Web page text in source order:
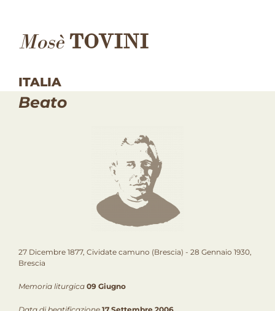
Mosè TOVINI
ITALIA
Beato
27 Dicembre 1877, Cividate camuno (Brescia) - 28 Gennaio 1930,
Brescia
Memoria liturgica 09 Giugno